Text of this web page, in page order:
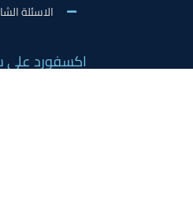
الاسئلة
اكسفورد على